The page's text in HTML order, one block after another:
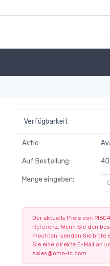
Verfügbarkeit
Aktie:
Auf Bestellung:
Menge eingeben:
Der aktuelle Preis von
Referenz. Wenn Sie den
möchten, senden Sie bitte
Sie eine direkte E-Mail an
sales@omo-ic.com